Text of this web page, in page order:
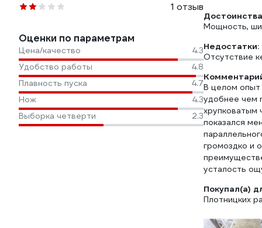
1 отзыв
Оценки по параметрам
Цена/качество
4.3
Удобство работы
4.8
Плавность пуска
4.7
Нож
4.3
Выборка четверти
2.3
Мощность,
Недостатки:
Отсутствие
В целом опыт
удобнее чем
хрупковатым
показался
громоздко и
усталость
Покупал(а)
Плотницких